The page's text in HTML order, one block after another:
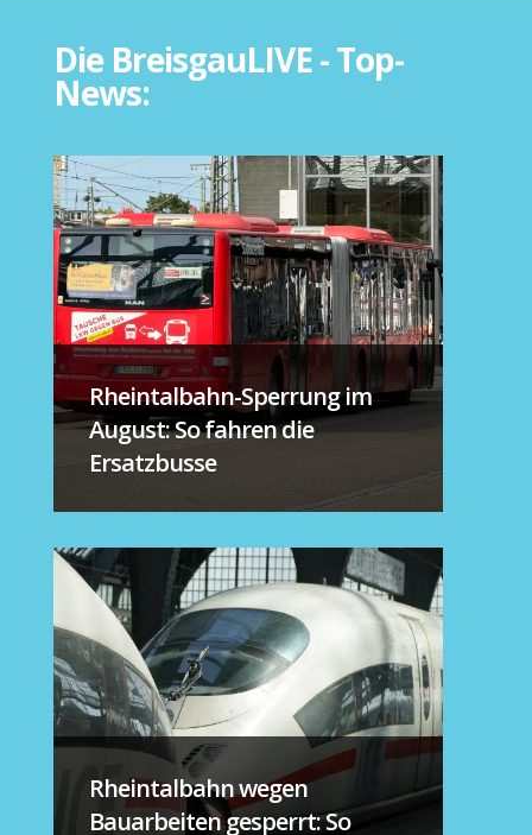
Die BreisgauLIVE - Top-
News:
Rheintalbahn-Sperrung im
August: So fahren die
Ersatzbusse
Rheintalbahn wegen
Bauarbeiten gesperrt: So